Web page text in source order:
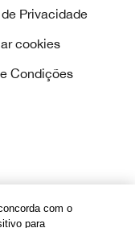
Privacidade
cookies
Condições
com o
para